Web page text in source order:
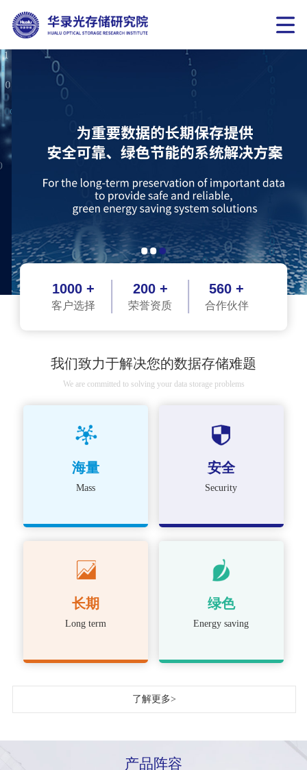
1000 +
客户选择
200 +
荣誉资质
560 +
合作伙伴
我们致力于解决您的数据存储难题
We are committed to solving your data storage problems
海量
Mass
安全
Security
长期
Long term
绿色
Energy saving
了解更多>
产品阵容